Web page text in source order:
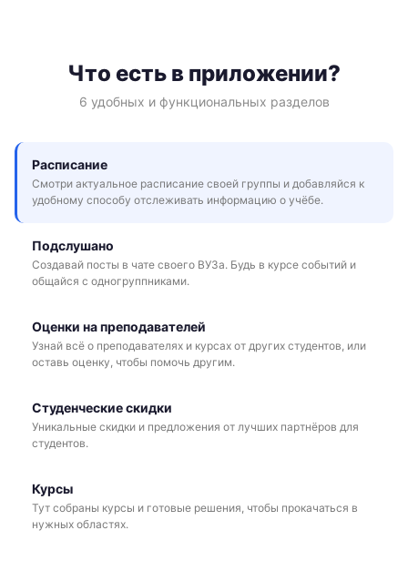
Что есть в приложении?
6 удобных и функциональных разделов
Расписание
Смотри актуальное расписание своей группы и добавляйся к
удобному способу отслеживать информацию о учёбе.
Подслушано
Создавай посты в чате своего ВУЗа. Будь в курсе событий и
общайся с одногруппниками.
Оценки на преподавателей
Узнай всё о преподавателях и курсах от других студентов, или
оставь оценку, чтобы помочь другим.
Студенческие скидки
Уникальные скидки и предложения от лучших партнёров для
студентов.
Курсы
Тут собраны курсы и готовые решения, чтобы прокачаться в
нужных областях.